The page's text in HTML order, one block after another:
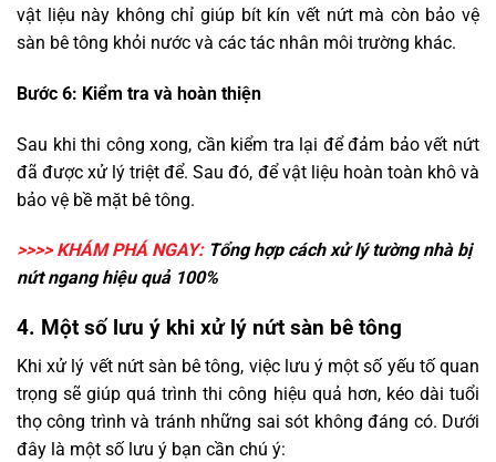
vật liệu này không chỉ giúp bít kín vết nứt mà còn bảo vệ
sàn bê tông khỏi nước và các tác nhân môi trường khác.
Bước 6: Kiểm tra và hoàn thiện
Sau khi thi công xong, cần kiểm tra lại để đảm bảo vết nứt
đã được xử lý triệt để. Sau đó, để vật liệu hoàn toàn khô và
bảo vệ bề mặt bê tông.
>>>> KHÁM PHÁ NGAY:Tổng hợp cách xử lýtường nhà bị
nứt nganghiệu quả 100%
4. Một số lưu ý khi xử lý nứt sàn bê tông
Khi xử lý vết nứt sàn bê tông, việc lưu ý một số yếu tố quan
trọng sẽ giúp quá trình thi công hiệu quả hơn, kéo dài tuổi
thọ công trình và tránh những sai sót không đáng có. Dưới
đây là một số lưu ý bạn cần chú ý: